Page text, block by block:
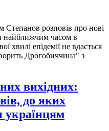
Степанов розповів про нові
найближчим часом в
хвилі епідемії не вдасться
Дрогобиччина" з
вихідних:
до яких
українцям